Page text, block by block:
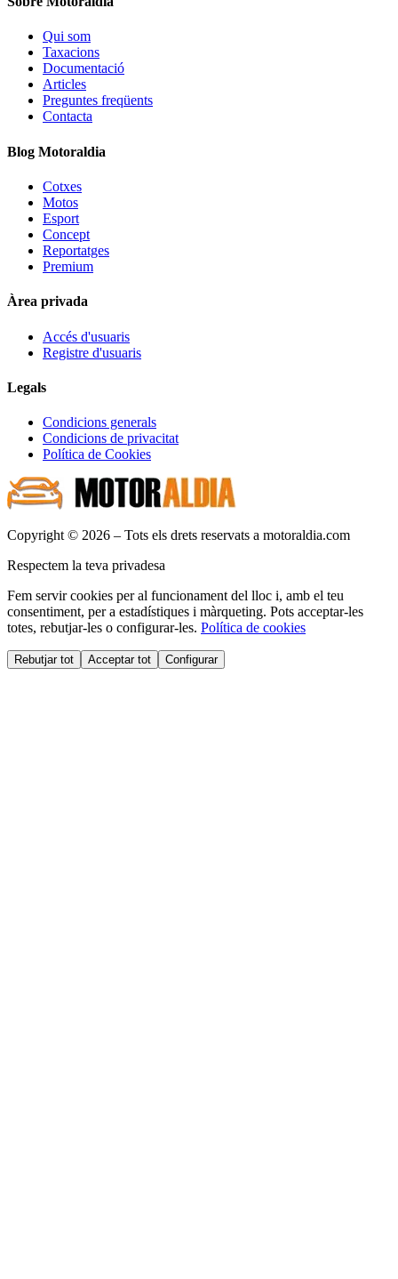
Qui som
Taxacions
Documentació
Articles
Preguntes freqüents
Contacta
Blog Motoraldia
Cotxes
Motos
Esport
Concept
Reportatges
Premium
Àrea privada
Accés d'usuaris
Registre d'usuaris
Legals
Condicions generals
Condicions de privacitat
Política de Cookies
Copyright © 2026 – Tots els drets reservats a motoraldia.com
Respectem la teva privadesa
Fem servir cookies per al funcionament del lloc i, amb el teu
consentiment, per a estadístiques i màrqueting. Pots acceptar-les
totes, rebutjar-les o configurar-les. Política de cookies
Rebutjar tot Acceptar tot Configurar